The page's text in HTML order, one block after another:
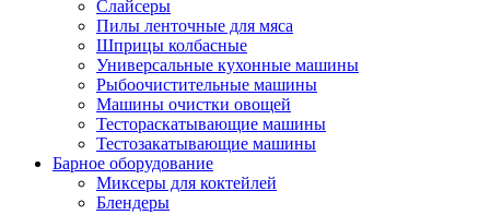
Слайсеры
Пилы ленточные для мяса
Шприцы колбасные
Универсальные кухонные машины
Рыбоочистительные машины
Машины очистки овощей
Тестораскатывающие машины
Тестозакатывающие машины
Барное оборудование
Миксеры для коктейлей
Блендеры